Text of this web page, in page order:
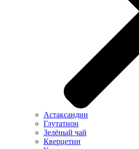
Астаксандин
Глутатион
Зелёный чай
Кверцетин